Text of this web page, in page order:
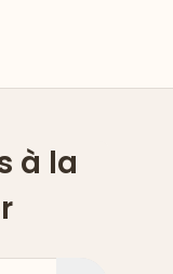
à la